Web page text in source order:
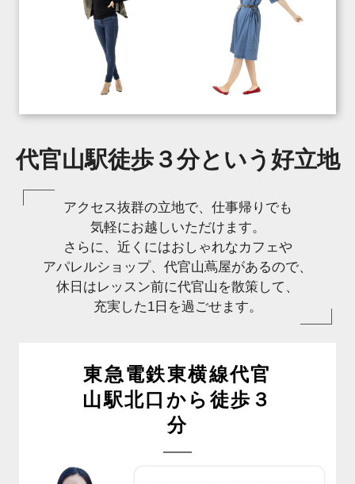
代官山駅徒歩３分という好立地
アクセス抜群の立地で、仕事帰りでも
気軽にお越しいただけます。
さらに、近くにはおしゃれなカフェや
アパレルショップ、代官山蔦屋があるので、
休日はレッスン前に代官山を散策して、
充実した1日を過ごせます。
東急電鉄東横線代官
山駅北口から徒歩３
分